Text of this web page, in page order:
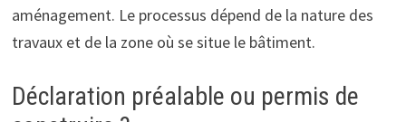
aménagement. Le processus dépend de la nature des
travaux et de la zone où se situe le bâtiment.
Déclaration préalable ou permis de